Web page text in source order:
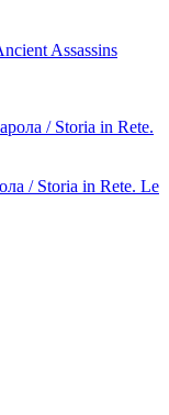
Assassins
/ Storia in Rete. Le